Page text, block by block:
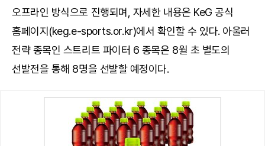
오프라인 방식으로 진행되며, 자세한 내용은 KeG 공식
홈페이지(keg.e-sports.or.kr)에서 확인할 수 있다. 아울러
전략 종목인 스트리트 파이터 6 종목은 8월 초 별도의
선발전을 통해 8명을 선발할 예정이다.